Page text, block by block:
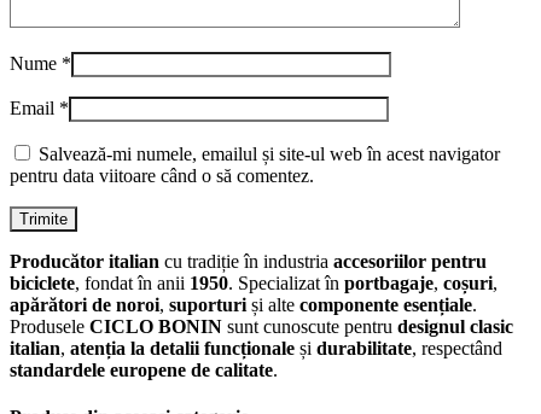
Nume *
Email *
Salvează-mi numele, emailul și site-ul web în acest navigator
pentru data viitoare când o să comentez.
Producător italian cu tradiție în industria accesoriilor pentru
biciclete, fondat în anii 1950. Specializat în portbagaje, coșuri,
apărători de noroi, suporturi și alte componente esențiale.
Produsele CICLO BONIN sunt cunoscute pentru designul clasic
italian, atenția la detalii funcționale și durabilitate, respectând
standardele europene de calitate.